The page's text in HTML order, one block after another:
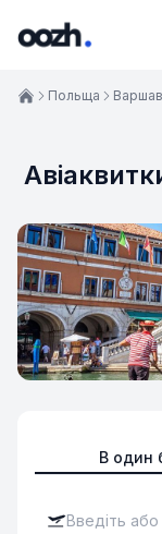
В один
Польща